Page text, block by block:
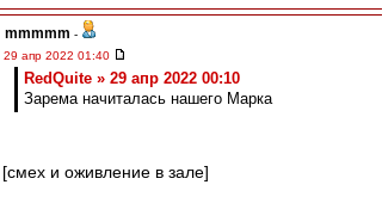
mmmmm -
29 апр 2022 01:40
RedQuite » 29 апр 2022 00:10
Зарема начиталась нашего Марка
[смех и оживление в зале]